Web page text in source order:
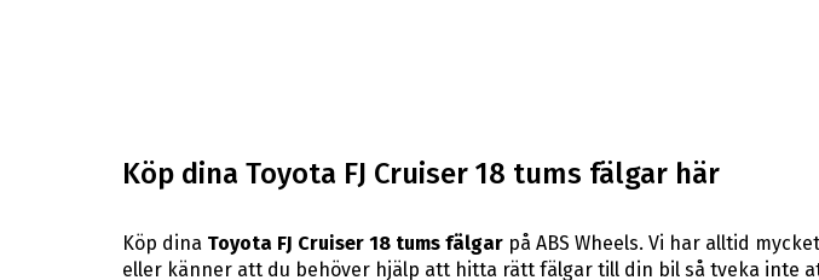
Köp dina Toyota FJ Cruiser 18 tums fälgar här
Köp dina Toyota FJ Cruiser 18 tums fälgarpå ABS Wheels. Vi har alltid
eller känner att du behöver hjälp att hitta rätt fälgar till din bil så tveka inte